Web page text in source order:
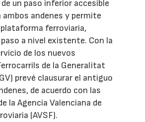
un paso inferior accesible
ambos andenes y permite
ferroviaria,
a nivel existente. Con la
de los nuevos
de la Generalitat
prevé clausurar el antiguo
de acuerdo con las
la Agencia Valenciana de
(AVSF).